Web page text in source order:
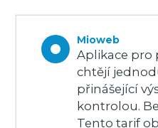
Mioweb
Aplikace pro
chtějí
přinášející
kontrolou.
Tento tarif